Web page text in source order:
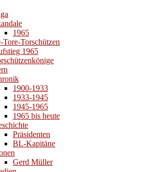
1965
Tore-Torschützen
1965
1900-1933
1933-1945
1945-1965
1965 bis heute
Präsidenten
BL-Kapitäne
Gerd Müller